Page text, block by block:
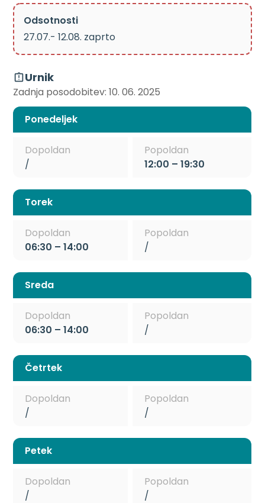
Odsotnosti
27.07.- 12.08. zaprto
Urnik
Zadnja posodobitev: 10. 06. 2025
Ponedeljek
Dopoldan
/
Popoldan
12:00 – 19:30
Torek
Dopoldan
06:30 – 14:00
Popoldan
/
Sreda
Dopoldan
06:30 – 14:00
Popoldan
/
Četrtek
Dopoldan
/
Popoldan
/
Petek
Dopoldan
/
Popoldan
/